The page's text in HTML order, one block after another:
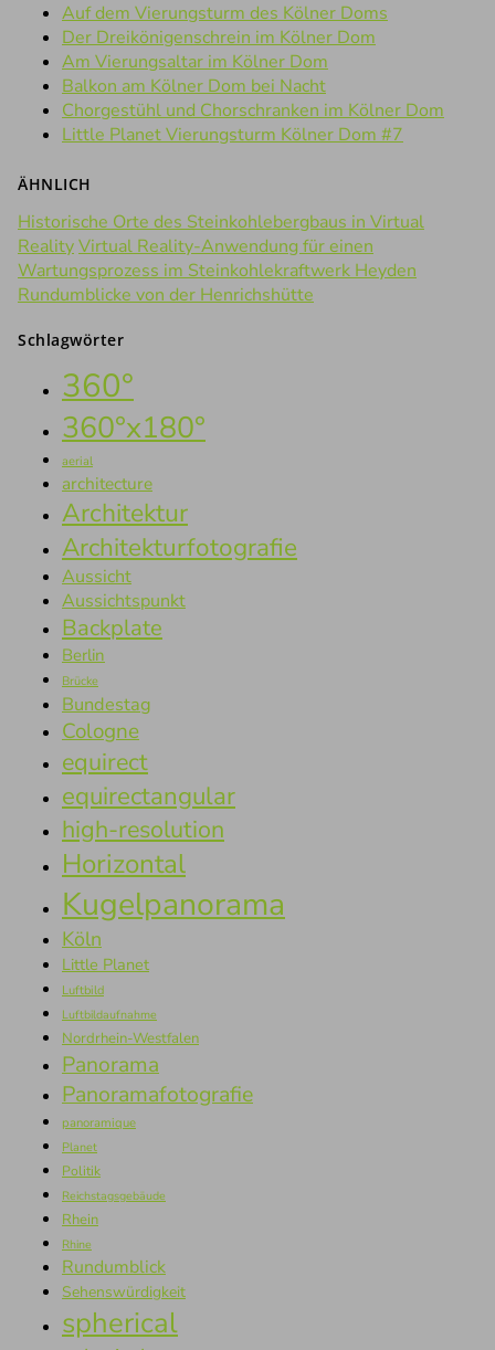
Auf dem Vierungsturm des Kölner Doms
Der Dreikönigenschrein im Kölner Dom
Am Vierungsaltar im Kölner Dom
Balkon am Kölner Dom bei Nacht
Chorgestühl und Chorschranken im Kölner Dom
Little Planet Vierungsturm Kölner Dom #7
ÄHNLICH
Historische Orte des Steinkohlebergbaus in Virtual
RealityVirtual Reality-Anwendung für einen
Wartungsprozess im Steinkohlekraftwerk Heyden
Rundumblicke von der Henrichshütte
Schlagwörter
360°
360°x180°
aerial
architecture
Architektur
Architekturfotografie
Aussicht
Aussichtspunkt
Backplate
Berlin
Brücke
Bundestag
Cologne
equirect
equirectangular
high-resolution
Horizontal
Kugelpanorama
Köln
Little Planet
Luftbild
Luftbildaufnahme
Nordrhein-Westfalen
Panorama
Panoramafotografie
panoramique
Planet
Politik
Reichstagsgebäude
Rhein
Rhine
Rundumblick
Sehenswürdigkeit
spherical